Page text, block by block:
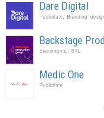
Dare Digital
Publicitate, Branding,
Backstage
Evenimente / BTL
Medic One
Publicitate